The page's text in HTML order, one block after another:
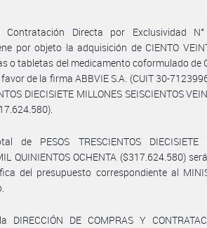
Contratación Directa por Exclusividad
por objeto la adquisición de CIENTO
o tabletas del medicamento coformulado de
de la firma ABBVIE S.A. (CUIT 30-
DIECISIETE MILLONES SEISCIENTOS
de PESOS TRESCIENTOS DIECISIETE
QUINIENTOS OCHENTA ($317.624.580)
del presupuesto correspondiente al
DE COMPRAS Y